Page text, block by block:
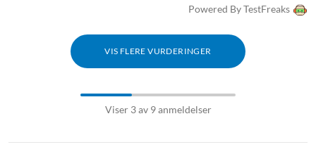
Powered By TestFreaks
VIS FLERE VURDERINGER
Viser 3 av 9 anmeldelser